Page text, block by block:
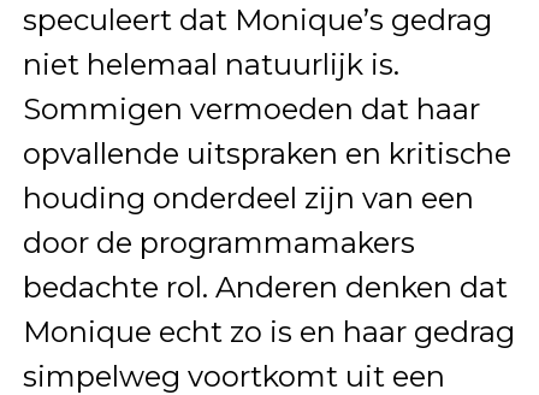
speculeert dat Monique’s gedrag
niet helemaal natuurlijk is.
Sommigen vermoeden dat haar
opvallende uitspraken en kritische
houding onderdeel zijn van een
door de programmamakers
bedachte rol. Anderen denken dat
Monique echt zo is en haar gedrag
simpelweg voortkomt uit een